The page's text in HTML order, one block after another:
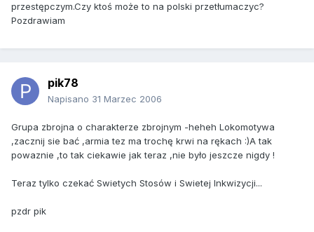
przestępczym.Czy ktoś może to na polski przetłumaczyc?
Pozdrawiam
pik78
Napisano 31 Marzec 2006
Grupa zbrojna o charakterze zbrojnym -heheh Lokomotywa
,zacznij sie bać ,armia tez ma trochę krwi na rękach :)A tak
powaznie ,to tak ciekawie jak teraz ,nie było jeszcze nigdy !
Teraz tylko czekać Swietych Stosów i Swietej Inkwizycji...
pzdr pik